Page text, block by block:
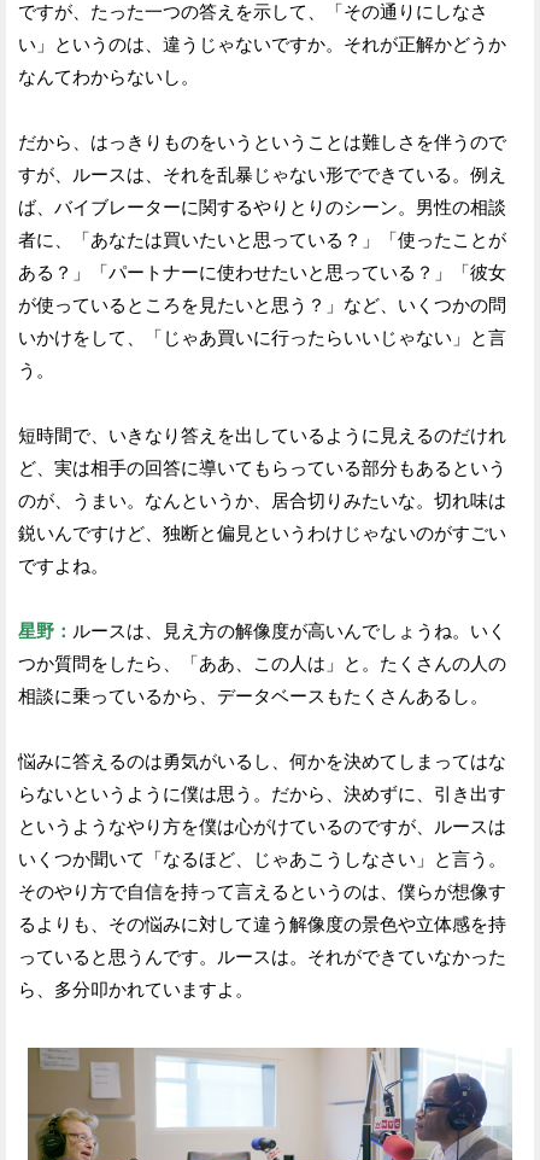
ですが、たった一つの答えを示して、「その通りにしなさ
い」というのは、違うじゃないですか。それが正解かどうか
なんてわからないし。
だから、はっきりものをいうということは難しさを伴うので
すが、ルースは、それを乱暴じゃない形でできている。例え
ば、バイブレーターに関するやりとりのシーン。男性の相談
者に、「あなたは買いたいと思っている？」「使ったことが
ある？」「パートナーに使わせたいと思っている？」「彼女
が使っているところを見たいと思う？」など、いくつかの問
いかけをして、「じゃあ買いに行ったらいいじゃない」と言
う。
短時間で、いきなり答えを出しているように見えるのだけれ
ど、実は相手の回答に導いてもらっている部分もあるという
のが、うまい。なんというか、居合切りみたいな。切れ味は
鋭いんですけど、独断と偏見というわけじゃないのがすごい
ですよね。
星野： ルースは、見え方の解像度が高いんでしょうね。いく
つか質問をしたら、「ああ、この人は」と。たくさんの人の
相談に乗っているから、データベースもたくさんあるし。
悩みに答えるのは勇気がいるし、何かを決めてしまってはな
らないというように僕は思う。だから、決めずに、引き出す
というようなやり方を僕は心がけているのですが、ルースは
いくつか聞いて「なるほど、じゃあこうしなさい」と言う。
そのやり方で自信を持って言えるというのは、僕らが想像す
るよりも、その悩みに対して違う解像度の景色や立体感を持
っていると思うんです。ルースは。それができていなかった
ら、多分叩かれていますよ。